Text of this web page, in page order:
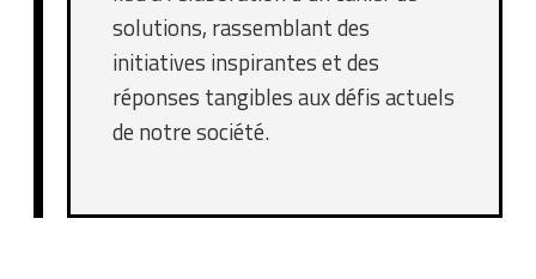
solutions, rassemblant des
initiatives inspirantes et des
réponses tangibles aux défis actuels
de notre société.